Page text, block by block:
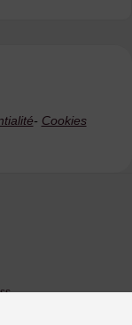
- Cookies